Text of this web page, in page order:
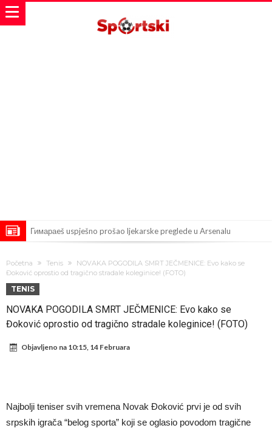
Гимараeš uspješno prošao ljekarske preglede u Arsenalu
rekord
Barselona čeka ponude za Ferana Toresa
Vinicius je izbrisao sve objave s Instagrama nakon što mu je Real
dao ponudu
Osimen se opet nudi, šta kažete za ovu rokadu?
Početna Tenis
NOVAKA POGODILA SMRT JEČMENICE: Evo kako se
Đoković oprostio od tragično stradale koleginice! (FOTO)
TENIS
NOVAKA POGODILA SMRT JEČMENICE: Evo kako se
Đoković oprostio od tragično stradale koleginice! (FOTO)
Objavljeno na 10:15, 14 Februara
Najbolji teniser svih vremena Novak Đoković prvi je od svih
srpskih igrača “belog sporta” koji se oglasio povodom tragične